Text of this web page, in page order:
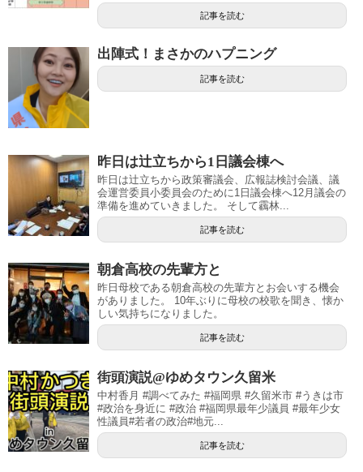
記事を読む
出陣式！まさかのハプニング
記事を読む
昨日は辻立ちから1日議会棟へ
昨日は辻立ちから政策審議会、広報誌検討会議、議
会運営委員小委員会のために1日議会棟へ12月議会の
準備を進めていきました。 そして靏林...
記事を読む
朝倉高校の先輩方と
昨日母校である朝倉高校の先輩方とお会いする機会
がありました。 10年ぶりに母校の校歌を聞き、懐か
しい気持ちになりました。
記事を読む
街頭演説@ゆめタウン久留米
中村香月 #調べてみた #福岡県 #久留米市 #うきは市
#政治を身近に #政治 #福岡県最年少議員 #最年少女
性議員#若者の政治#地元...
記事を読む